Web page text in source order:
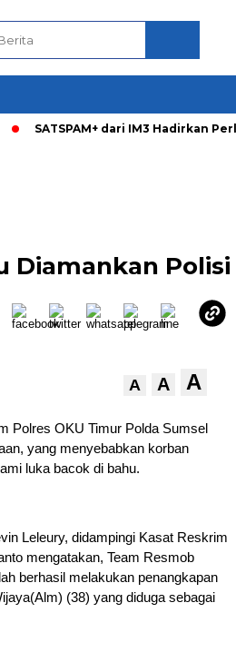
SATSPAM+ dari IM3 Hadirkan
Diamankan Polisi
A A A
Polres OKU Timur Polda Sumsel
yang menyebabkan korban
luka bacok di bahu.
Leleury, didampingi Kasat Reskrim
mengatakan, Team Resmob
berhasil melakukan penangkapan
(38) yang diduga sebagai